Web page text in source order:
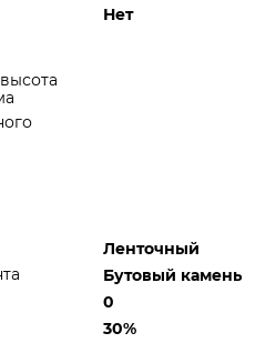
Нет
Ленточный
Бутовый камень
0
30%